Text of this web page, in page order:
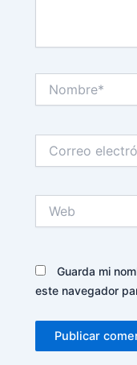
electrónico*
Guarda mi
este navegador